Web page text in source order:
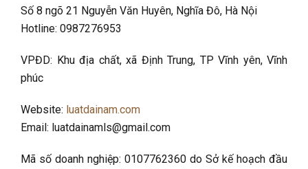
Số 8 ngõ 21 Nguyễn Văn Huyên, Nghĩa Đô, Hà Nội
Hotline: 0987276953
VPĐD: Khu địa chất, xã Định Trung, TP Vĩnh yên, Vĩnh
phúc
Website: luatdainam.com
Email: luatdainamls@gmail.com
Mã số doanh nghiệp: 0107762360 do Sở kế hoạch đầu